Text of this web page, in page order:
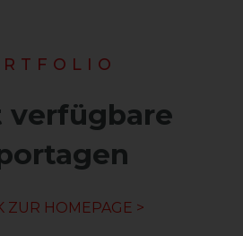
verfügbare
ZUR HOMEPAGE >